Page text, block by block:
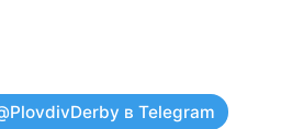
в Telegram